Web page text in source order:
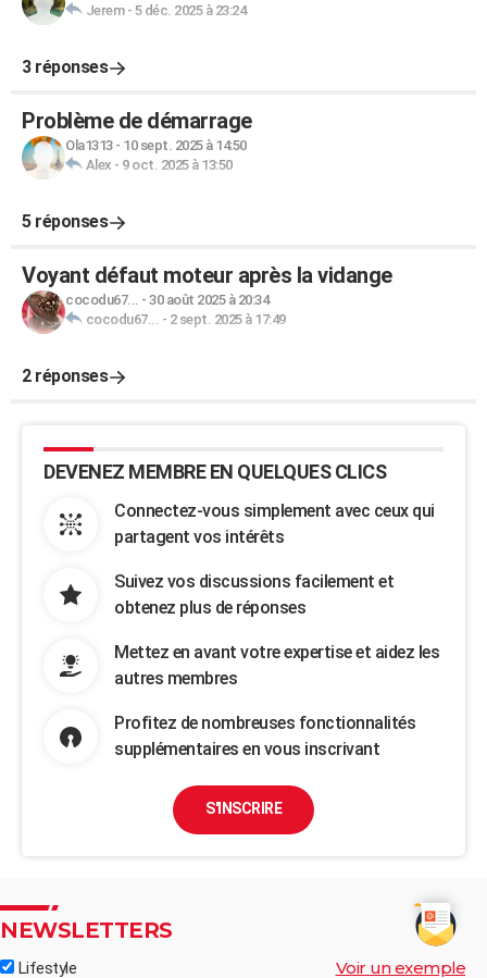
Jerem- 5 déc. 2025 à 23:24
3 réponses
Problème de démarrage
Ola1313- 10 sept. 2025 à 14:50
Alex - 9 oct. 2025 à 13:50
5 réponses
Voyant défaut moteur après la vidange
cocodu67... - 30 août 2025 à 20:34
cocodu67... - 2 sept. 2025 à 17:49
2 réponses
DEVENEZ MEMBRE EN QUELQUES CLICS
Connectez-vous simplement avec ceux qui
partagent vos intérêts
Suivez vos discussions facilement et
obtenez plus de réponses
Mettez en avant votre expertise et aidez les
autres membres
Profitez de nombreuses fonctionnalités
supplémentaires en vous inscrivant
S'INSCRIRE
NEWSLETTERS
Lifestyle Voir un exemple